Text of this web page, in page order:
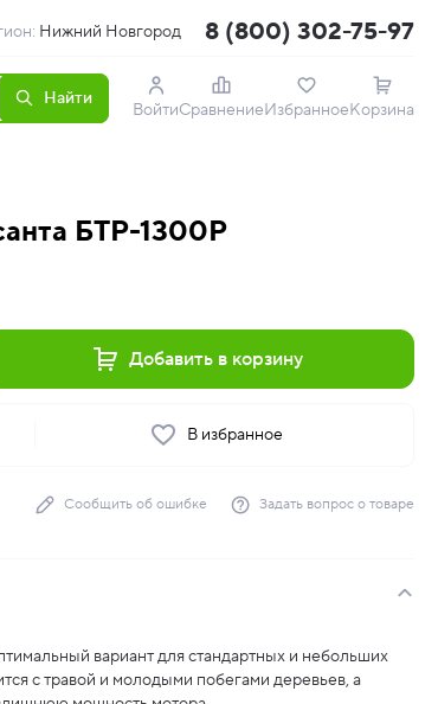
Нижний Новгород 8 (800) 302-75-97
Найти
ВойтиСравнениеИзбранноеКорзина
БТР-1300Р
Добавить в корзину
В избранное
Сообщить об ошибке Задать вопрос о товаре
вариант для стандартных и небольших
с травой и молодыми побегами деревьев, а